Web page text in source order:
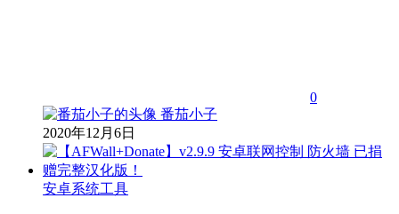
0
番茄小子
2020年12月6日
安卓系统工具